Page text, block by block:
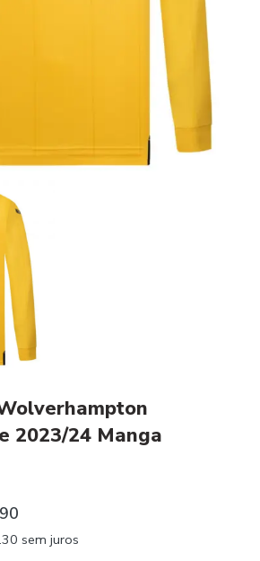
2023/24 Manga
sem juros